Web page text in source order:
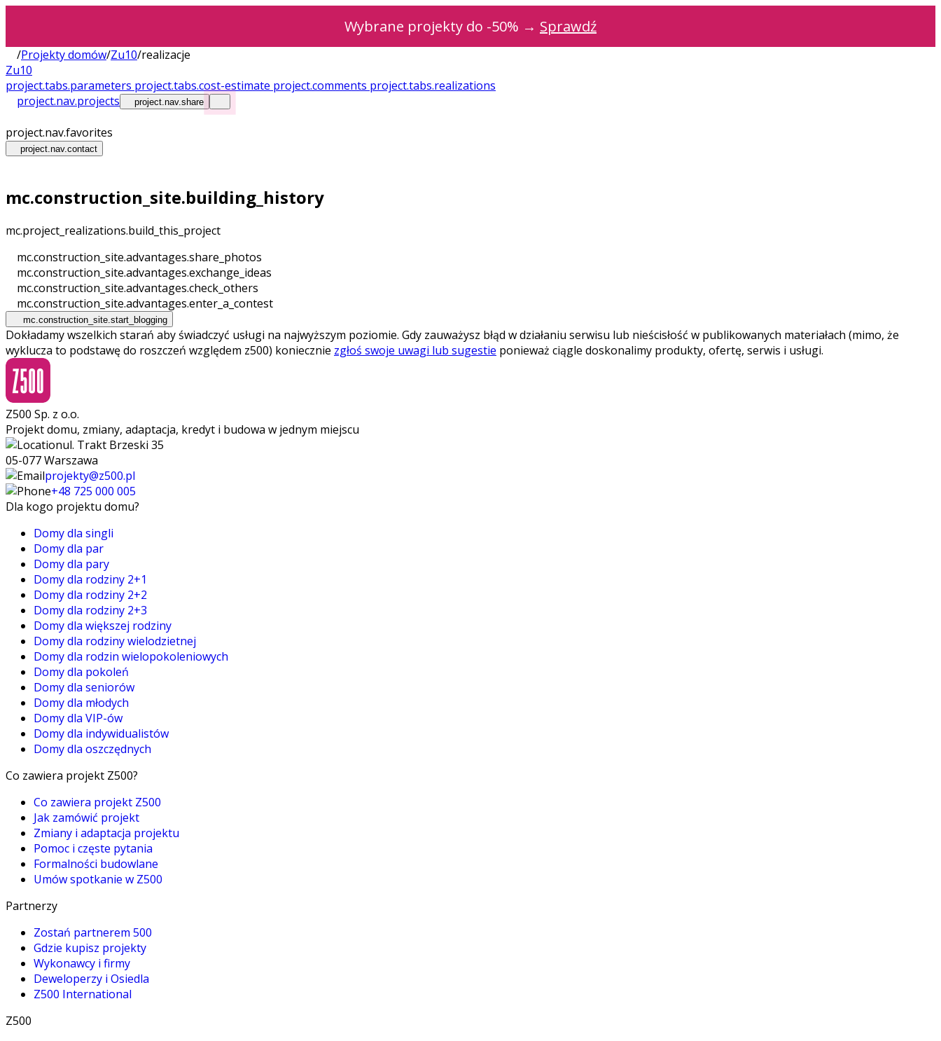
Wybrane projekty do -50% → Sprawdź
/Projekty domów/Zu10/realizacje
Zu10
project.tabs.parameters project.tabs.cost-estimate project.comments project.tabs.realizations
project.nav.projects
project.nav.share
project.nav.favorites
project.nav.contact
mc.construction_site.building_history
mc.project_realizations.build_this_project
mc.construction_site.advantages.share_photos
mc.construction_site.advantages.exchange_ideas
mc.construction_site.advantages.check_others
mc.construction_site.advantages.enter_a_contest
mc.construction_site.start_blogging
Dokładamy wszelkich starań aby świadczyć usługi na najwyższym poziomie. Gdy zauważysz błąd w działaniu serwisu lub nieścisłość w publikowanych materiałach (mimo, że
wyklucza to podstawę do roszczeń względem z500) koniecznie zgłoś swoje uwagi lub sugestie ponieważ ciągle doskonalimy produkty, ofertę, serwis i usługi.
Z500 Sp. z o.o.
Projekt domu, zmiany, adaptacja, kredyt i budowa w jednym miejscu
ul. Trakt Brzeski 35
05-077 Warszawa
projekty@z500.pl
+48 725 000 005
Dla kogo projektu domu?
Domy dla singli
Domy dla par
Domy dla pary
Domy dla rodziny 2+1
Domy dla rodziny 2+2
Domy dla rodziny 2+3
Domy dla większej rodziny
Domy dla rodziny wielodzietnej
Domy dla rodzin wielopokoleniowych
Domy dla pokoleń
Domy dla seniorów
Domy dla młodych
Domy dla VIP-ów
Domy dla indywidualistów
Domy dla oszczędnych
Co zawiera projekt Z500?
Co zawiera projekt Z500
Jak zamówić projekt
Zmiany i adaptacja projektu
Pomoc i częste pytania
Formalności budowlane
Umów spotkanie w Z500
Partnerzy
Zostań partnerem 500
Gdzie kupisz projekty
Wykonawcy i firmy
Deweloperzy i Osiedla
Z500 International
Z500